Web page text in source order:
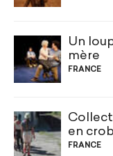
Un
mère
FRANCE
en
FRANCE